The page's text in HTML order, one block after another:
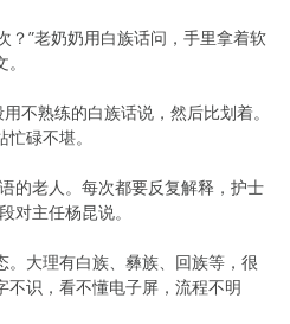
？”老奶奶用白族话问，手里拿着软
不熟练的白族话说，然后比划着。
碌不堪。
的老人。每次都要反复解释，护士
对主任杨昆说。
大理有白族、彝族、回族等，很
不识，看不懂电子屏，流程不明